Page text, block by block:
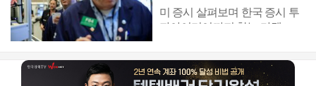
라보는 관점은 [마켓무버
의 국장힌트]
미 증시 살펴보며 한국 증시 투
자아이디어까지 찾는 마켓 ...